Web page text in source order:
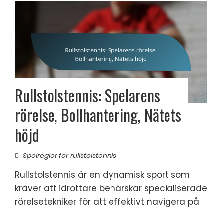
Rullstolstennis: Spelarens
rörelse, Bollhantering, Nätets
höjd
Spelregler för rullstolstennis
Rullstolstennis är en dynamisk sport som
kräver att idrottare behärskar specialiserade
rörelsetekniker för att effektivt navigera på